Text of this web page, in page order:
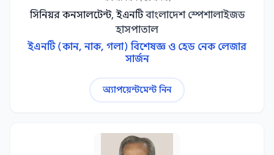
সিনিয়র কনসালটেন্ট, ইএনটি বাংলাদেশ স্পেশালাইজড
হাসপাতাল
ইএনটি (কান, নাক, গলা) বিশেষজ্ঞ ও হেড নেক লেজার
সার্জন
অ্যাপয়েন্টমেন্ট নিন